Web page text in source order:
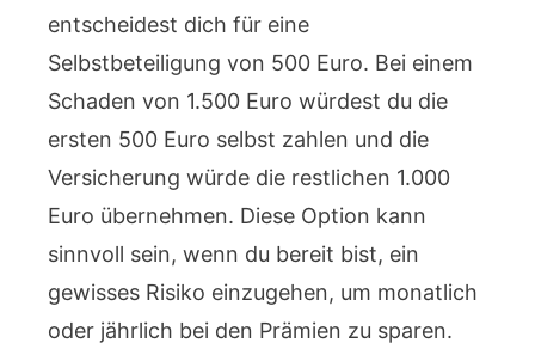
entscheidest dich für eine
Selbstbeteiligung von 500 Euro. Bei einem
Schaden von 1.500 Euro würdest du die
ersten 500 Euro selbst zahlen und die
Versicherung würde die restlichen 1.000
Euro übernehmen. Diese Option kann
sinnvoll sein, wenn du bereit bist, ein
gewisses Risiko einzugehen, um monatlich
oder jährlich bei den Prämien zu sparen.